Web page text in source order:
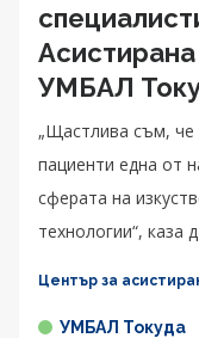
УМБАЛ
„Щастлива съм,
пациенти една от
сферата на
технологии“,
Център за
УМБАЛ Токуда